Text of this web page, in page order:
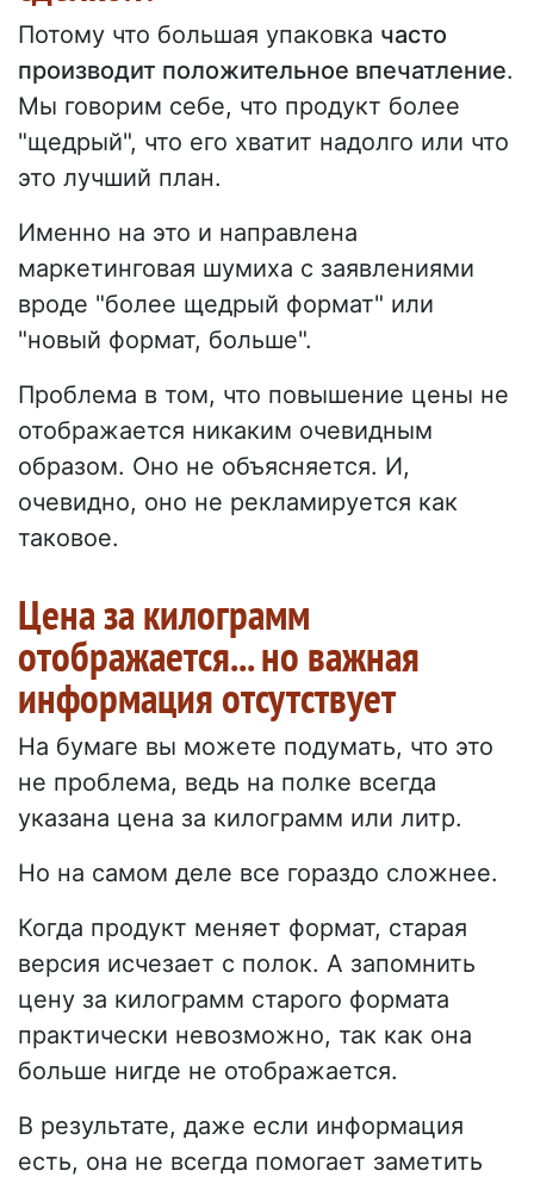
Потому что большая упаковка часто
производит положительное впечатление.
Мы говорим себе, что продукт более
"щедрый", что его хватит надолго или что
это лучший план.
Именно на это и направлена
маркетинговая шумиха с заявлениями
вроде "более щедрый формат" или
"новый формат, больше".
Проблема в том, что повышение цены не
отображается никаким очевидным
образом. Оно не объясняется. И,
очевидно, оно не рекламируется как
таковое.
Цена за килограмм
отображается... но важная
информация отсутствует
На бумаге вы можете подумать, что это
не проблема, ведь на полке всегда
указана цена за килограмм или литр.
Но на самом деле все гораздо сложнее.
Когда продукт меняет формат, старая
версия исчезает с полок. А запомнить
цену за килограмм старого формата
практически невозможно, так как она
больше нигде не отображается.
В результате, даже если информация
есть, она не всегда помогает заметить